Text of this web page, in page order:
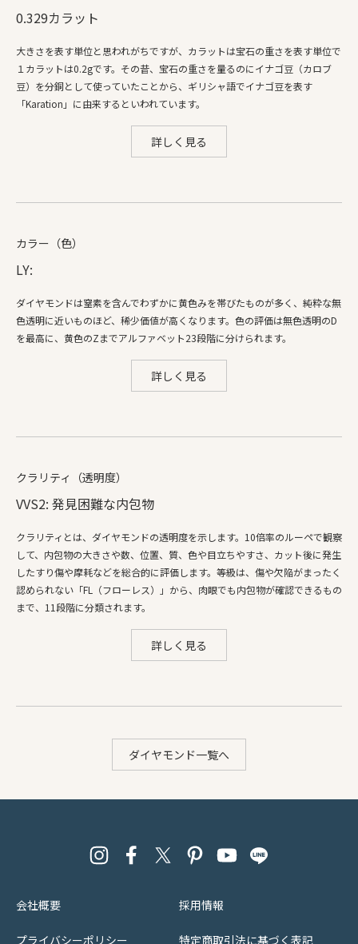
0.329カラット
大きさを表す単位と思われがちですが、カラットは宝石の重さを表す単位で
１カラットは0.2gです。その昔、宝石の重さを量るのにイナゴ豆（カロブ
豆）を分銅として使っていたことから、ギリシャ語でイナゴ豆を表す
「Karation」に由来するといわれています。
詳しく見る
カラー（色）
LY:
ダイヤモンドは窒素を含んでわずかに黄色みを帯びたものが多く、純粋な無
色透明に近いものほど、稀少価値が高くなります。色の評価は無色透明のD
を最高に、黄色のZまでアルファベット23段階に分けられます。
詳しく見る
クラリティ（透明度）
VVS2: 発見困難な内包物
クラリティとは、ダイヤモンドの透明度を示します。10倍率のルーペで観察
して、内包物の大きさや数、位置、質、色や目立ちやすさ、カット後に発生
したすり傷や摩耗などを総合的に評価します。等級は、傷や欠陥がまったく
認められない「FL（フローレス）」から、肉眼でも内包物が確認できるもの
まで、11段階に分類されます。
詳しく見る
ダイヤモンド一覧へ
会社概要 採用情報
プライバシーポリシー 特定商取引法に基づく表記